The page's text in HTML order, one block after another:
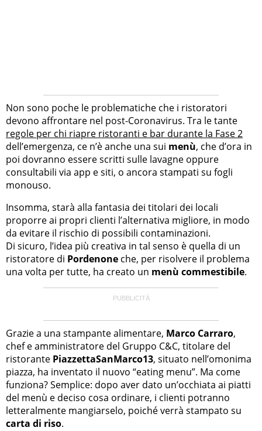
Non sono poche le problematiche che i ristoratori
devono affrontare nel post-Coronavirus. Tra le tante
regole per chi riapre ristoranti e bar durante la Fase 2
dell’emergenza, ce n’è anche una sui menù, che d’ora in
poi dovranno essere scritti sulle lavagne oppure
consultabili via app e siti, o ancora stampati su fogli
monouso.
Insomma, starà alla fantasia dei titolari dei locali
proporre ai propri clienti l’alternativa migliore, in modo
da evitare il rischio di possibili contaminazioni.
Di sicuro, l’idea più creativa in tal senso è quella di un
ristoratore di Pordenone che, per risolvere il problema
una volta per tutte, ha creato un menù commestibile.
Grazie a una stampante alimentare, Marco Carraro,
chef e amministratore del Gruppo C&C, titolare del
ristorante PiazzettaSanMarco13, situato nell’omonima
piazza, ha inventato il nuovo “eating menu”. Ma come
funziona? Semplice: dopo aver dato un’occhiata ai piatti
del menù e deciso cosa ordinare, i clienti potranno
letteralmente mangiarselo, poiché verrà stampato su
carta di riso.